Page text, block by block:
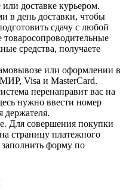
доставке курьером.
в день доставки, чтобы
сдачу с любой
средства, получаете
или оформлении в
Visa и MasterCard.
перенаправит вас на
нужно ввести номер
держателя.
Для совершения покупки
страницу платежного
заполнить форму по